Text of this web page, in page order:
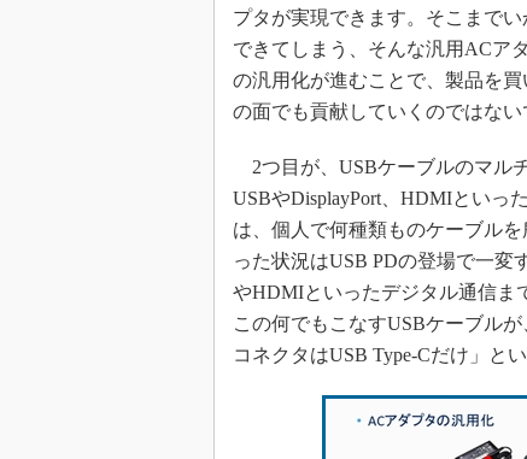
プタが実現できます。そこまで
できてしまう、そんな汎用ACア
の汎用化が進むことで、製品を
の面でも貢献していくのではない
2つ目が、USBケーブルのマル
USBやDisplayPort、HDMIといっ
は、個人で何種類ものケーブル
った状況はUSB PDの登場で一変
やHDMIといったデジタル通信ま
この何でもこなすUSBケーブル
コネクタはUSB Type-Cだけ」と